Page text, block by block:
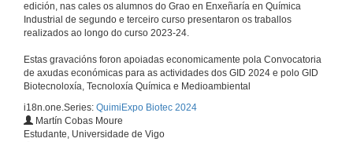
edición, nas cales os alumnos do Grao en Enxeñaría en Química
Industrial de segundo e terceiro curso presentaron os traballos
realizados ao longo do curso 2023-24.
Estas gravacións foron apoiadas economicamente pola Convocatoria
de axudas económicas para as actividades dos GID 2024 e polo GID
Biotecnoloxía, Tecnoloxía Química e Medioambiental
i18n.one.Series: QuimiExpo Biotec 2024
Martín Cobas Moure
Estudante, Universidade de Vigo